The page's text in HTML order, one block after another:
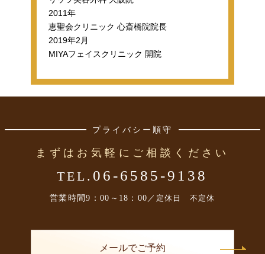
2011年
恵聖会クリニック 心斎橋院院長
2019年2月
MIYAフェイスクリニック 開院
プライバシー順守
まずはお気軽にご相談ください
TEL. 06-6585-9138
営業時間9：00～18：00 ／定休日 不定休
メールでご予約